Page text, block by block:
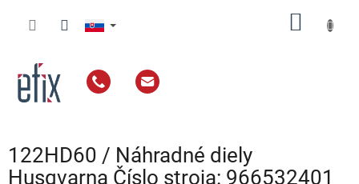
122HD60 / Náhradné diely
Husqvarna Číslo stroja: 966532401